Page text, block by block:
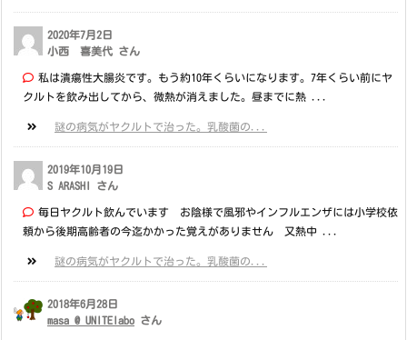
2020年7月2日
小西 喜美代 さん
私は潰瘍性大腸炎です。もう約10年くらいになります。7年くらい前にヤ
クルトを飲み出してから、微熱が消えました。昼までに熱 ...
謎の病気がヤクルトで治った。乳酸菌の...
2019年10月19日
S ARASHI さん
毎日ヤクルト飲んでいます お陰様で風邪やインフルエンザには小学校依
頼から後期高齢者の今迄かかった覚えがありません 又熱中 ...
謎の病気がヤクルトで治った。乳酸菌の...
2018年6月28日
masa @ UNITElabo さん